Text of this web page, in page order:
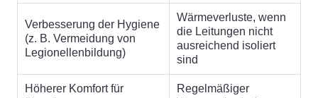
Verbesserung der Hygiene
(z. B. Vermeidung von
Legionellenbildung)
Wärmeverluste, wenn
die Leitungen nicht
ausreichend isoliert
sind
Höherer Komfort für
Regelmäßiger